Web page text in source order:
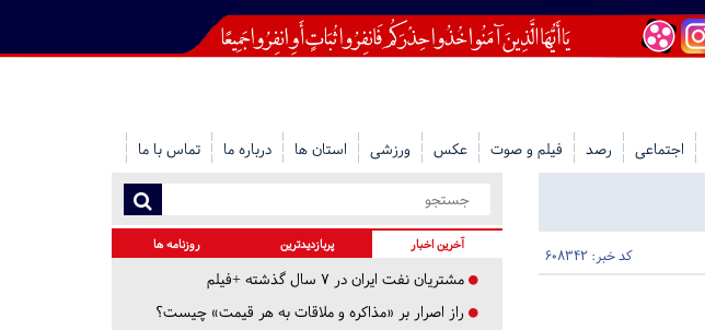
اجتماعی رصد فیلم و صوت عکس ورزشی استان ها درباره ما تماس با ما
کد خبر: 608342
آخرین اخبار پربازدیدترین روزنامه ها
مشتریان نفت ایران در ۷ سال گذشته +فیلم
راز اصرار بر «مذاکره و ملاقات به هر قیمت» چیست؟